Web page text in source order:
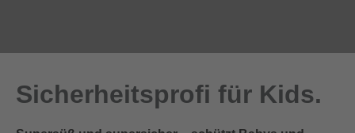
Sicherheitsprofi für Kids.